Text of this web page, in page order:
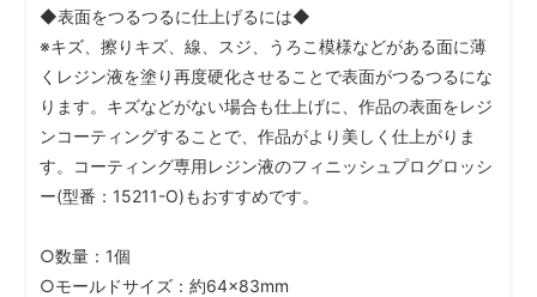
◆表面をつるつるに仕上げるには◆
※キズ、擦りキズ、線、スジ、うろこ模様などがある面に薄
くレジン液を塗り再度硬化させることで表面がつるつるにな
ります。キズなどがない場合も仕上げに、作品の表面をレジ
ンコーティングすることで、作品がより美しく仕上がりま
す。コーティング専用レジン液のフィニッシュプログロッシ
ー(型番：15211-O)もおすすめです。
○数量：1個
○モールドサイズ：約64×83mm